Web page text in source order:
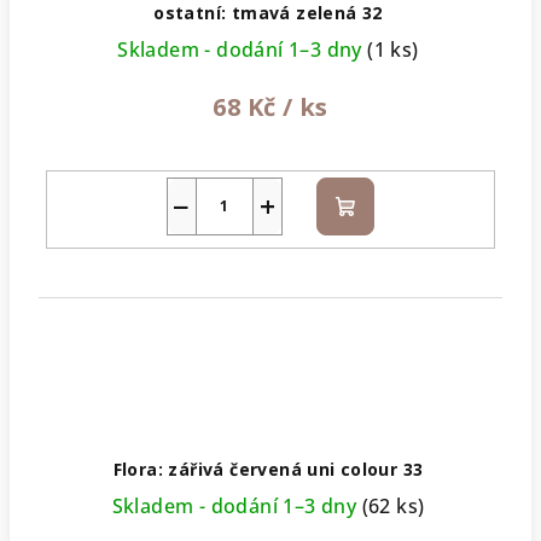
ostatní: tmavá zelená 32
Skladem - dodání 1–3 dny(1 ks)
68 Kč / ks
+
− Do
košíku
Flora: zářivá červená uni colour 33
Skladem - dodání 1–3 dny(62 ks)